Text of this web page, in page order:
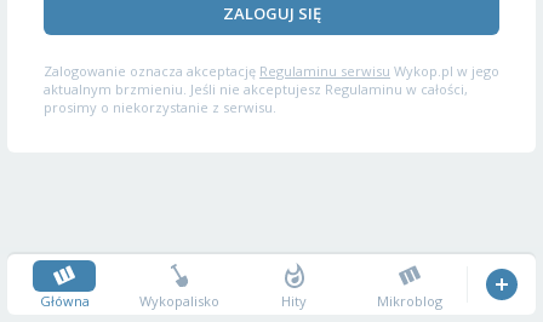
ZALOGUJ SIĘ
Zalogowanie oznacza akceptację Regulaminu serwisu Wykop.pl w jego
aktualnym brzmieniu. Jeśli nie akceptujesz Regulaminu w całości,
prosimy o niekorzystanie z serwisu.
Główna Wykopalisko Hity Mikroblog